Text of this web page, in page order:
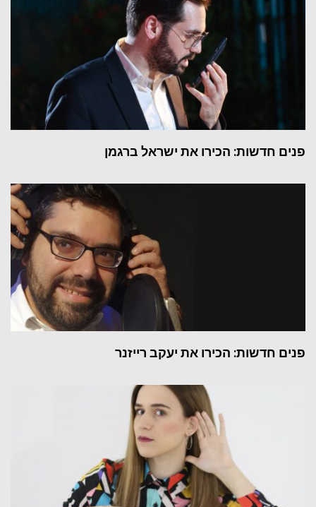
פנים חדשות: הכירו את ישראל ברגמן
פנים חדשות: הכירו את יעקב רייזנר